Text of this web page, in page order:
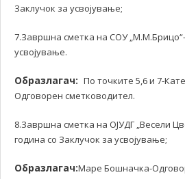
Заклучок за усвојување;
7.Завршна сметка на СОУ
усвојување.
Образлагач: По точките 5,6 и 7-
Одговорен сметководител.
8.Завршна сметка на ОЈУДГ „Весели
година со Заклучок за усвојување;
Образлагач:Маре Бошначка-